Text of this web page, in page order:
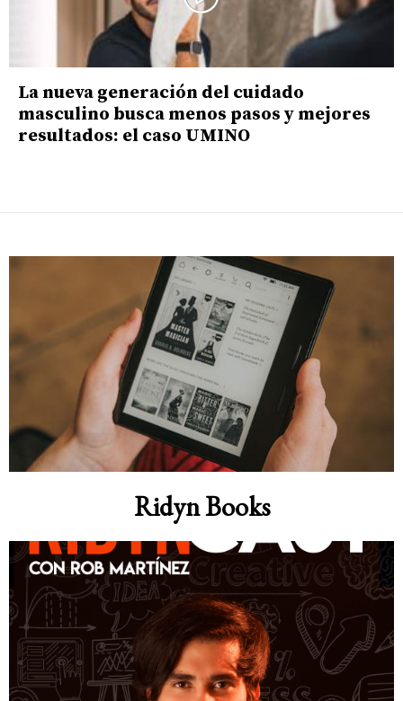
La nueva generación del cuidado
masculino busca menos pasos y mejores
resultados: el caso UMINO
Ridyn Books